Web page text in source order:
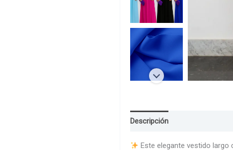
Descripción
Este elegante vestido